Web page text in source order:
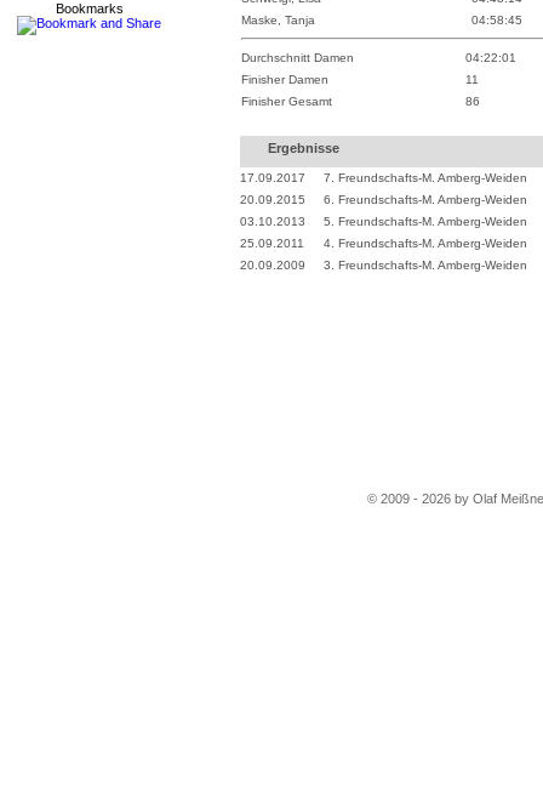
Bookmarks
Maske, Tanja
04:58:45
Durchschnitt Damen
04:22:01
Finisher Damen
11
Finisher Gesamt
86
Ergebnisse
17.09.2017
7. Freundschafts-M. Amberg-Weiden
20.09.2015
6. Freundschafts-M. Amberg-Weiden
03.10.2013
5. Freundschafts-M. Amberg-Weiden
25.09.2011
4. Freundschafts-M. Amberg-Weiden
20.09.2009
3. Freundschafts-M. Amberg-Weiden
© 2009 - 2026 by Olaf